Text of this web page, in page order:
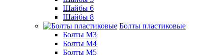
Шайбы 6
Шайбы 8
Болты пластиковые
Болты М3
Болты М4
Болты М5